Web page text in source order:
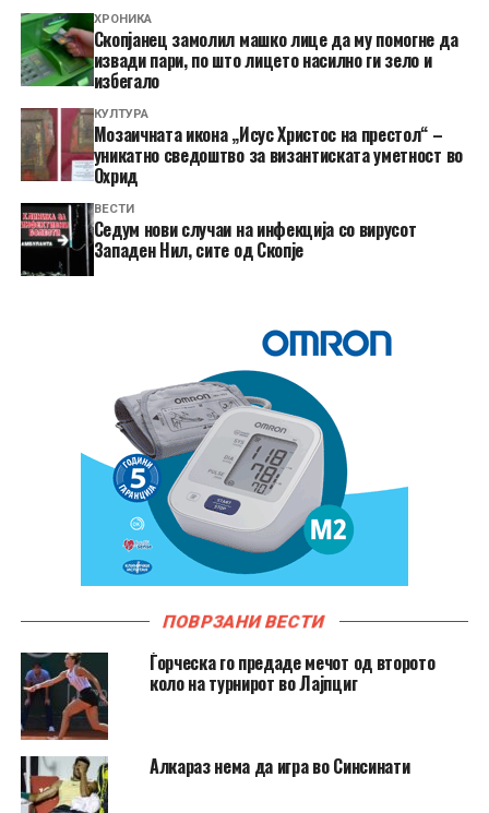
ХРОНИКА
Скопјанец замолил машко лице да му помогне да
извади пари, по што лицето насилно ги зело и
избегало
КУЛТУРА
Мозаичната икона „Исус Христос на престол“ –
уникатно сведоштво за византиската уметност во
Охрид
ВЕСТИ
Седум нови случаи на инфекција со вирусот
Западен Нил, сите од Скопје
ПОВРЗАНИ ВЕСТИ
Ѓорческа го предаде мечот од второто
коло на турнирот во Лајпциг
Алкараз нема да игра во Синсинати